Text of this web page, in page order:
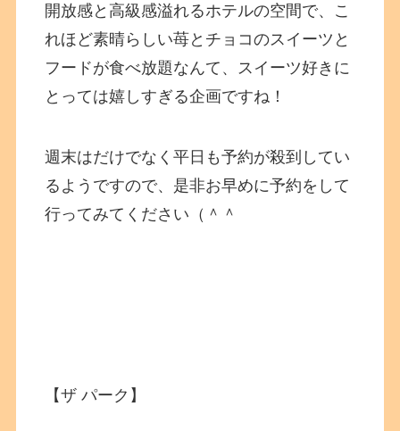
開放感と高級感溢れるホテルの空間で、こ
れほど素晴らしい苺とチョコのスイーツと
フードが食べ放題なんて、スイーツ好きに
とっては嬉しすぎる企画ですね！
週末はだけでなく平日も予約が殺到してい
るようですので、是非お早めに予約をして
行ってみてください（＾＾
【ザ パーク】